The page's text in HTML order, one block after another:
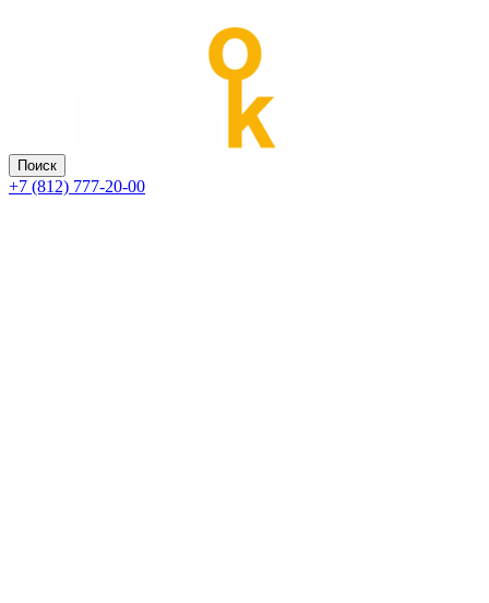
Поиск
+7 (812) 777-20-00